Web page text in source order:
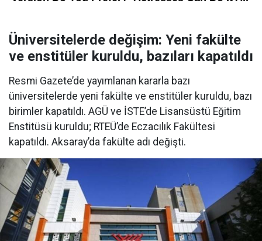
Üniversitelerde değişim: Yeni fakülte
ve enstitüler kuruldu, bazıları kapatıldı
Resmi Gazete’de yayımlanan kararla bazı
üniversitelerde yeni fakülte ve enstitüler kuruldu, bazı
birimler kapatıldı. AGÜ ve İSTE’de Lisansüstü Eğitim
Enstitüsü kuruldu; RTEÜ’de Eczacılık Fakültesi
kapatıldı. Aksaray’da fakülte adı değişti.